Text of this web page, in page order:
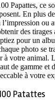
Papattes, ce
En plus
ou
des tirages
pour un
photo se
à votre animal.
de gamme et
à votre
Patattes